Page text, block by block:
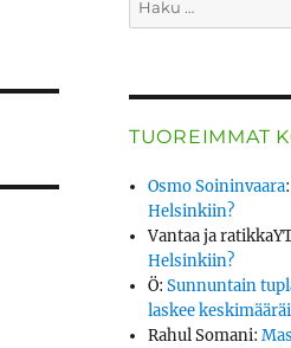
TUOREIMMAT
Osmo Soininvaara
Helsinkiin?
Vantaa ja
Helsinkiin?
Ö:Sunnuntain
laskee
Rahul Somani: